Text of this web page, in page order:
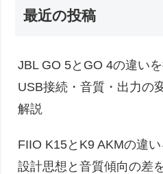
最近の投稿
JBL GO 5とGO 4の違いを
USB接続・音質・出力の
解説
FIIO K15とK9 AKMの違い
設計思想と音質傾向の差